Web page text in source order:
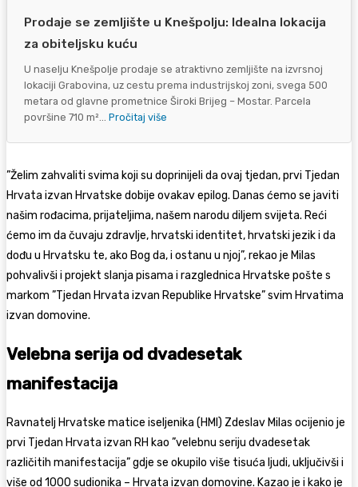
Prodaje se zemljište u Knešpolju: Idealna lokacija
za obiteljsku kuću
U naselju Knešpolje prodaje se atraktivno zemljište na izvrsnoj
lokaciji Grabovina, uz cestu prema industrijskoj zoni, svega 500
metara od glavne prometnice Široki Brijeg – Mostar. Parcela
površine 710 m²... Pročitaj više
”Želim zahvaliti svima koji su doprinijeli da ovaj tjedan, prvi Tjedan
Hrvata izvan Hrvatske dobije ovakav epilog. Danas ćemo se javiti
našim rođacima, prijateljima, našem narodu diljem svijeta. Reći
ćemo im da čuvaju zdravlje, hrvatski identitet, hrvatski jezik i da
dođu u Hrvatsku te, ako Bog da, i ostanu u njoj”, rekao je Milas
pohvalivši i projekt slanja pisama i razglednica Hrvatske pošte s
markom ”Tjedan Hrvata izvan Republike Hrvatske” svim Hrvatima
izvan domovine.
Velebna serija od dvadesetak
manifestacija
Ravnatelj Hrvatske matice iseljenika (HMI) Zdeslav Milas ocijenio je
prvi Tjedan Hrvata izvan RH kao ”velebnu seriju dvadesetak
različitih manifestacija” gdje se okupilo više tisuća ljudi, uključivši i
više od 1000 sudionika – Hrvata izvan domovine. Kazao je i kako je